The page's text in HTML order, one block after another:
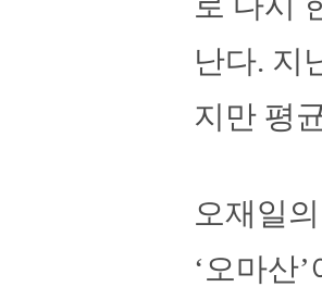
난다. 지
지만 평
오재일
‘오마산